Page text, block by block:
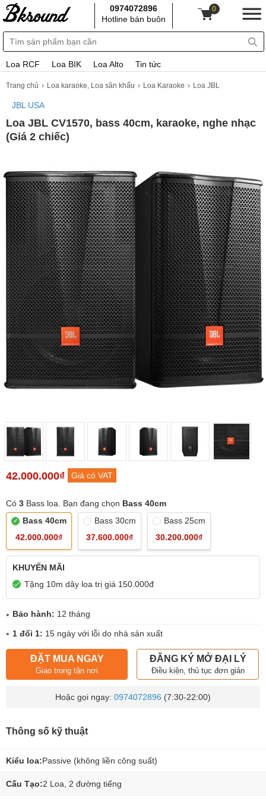
0974072896
Hotline bán buôn
0
Loa RCF Loa BIK Loa Alto Tin tức
Trang chủ Loa karaoke, Loa sân khấu Loa Karaoke Loa JBL
JBL USA
Loa JBL CV1570, bass 40cm, karaoke, nghe nhạc
(Giá 2 chiếc)
42.000.000₫ Giá có VAT
Có 3 Bass loa. Bạn đang chọn Bass 40cm
Bass 40cm
42.000.000₫
Bass 30cm
37.600.000₫
Bass 25cm
30.200.000₫
KHUYẾN MÃI
Tặng 10m dây loa trị giá 150.000đ
Bảo hành: 12 tháng
1 đổi 1: 15 ngày với lỗi do nhà sản xuất
ĐẶT MUA NGAY
Giao trong tận nơi
ĐĂNG KÝ MỞ ĐẠI LÝ
Điều kiện, thủ tục đơn giản
Hoặc gọi ngay: 0974072896 (7:30-22:00)
Thông số kỹ thuật
Kiểu loa:Passive (không liền công suất)
Cấu Tạo:2 Loa, 2 đường tiếng